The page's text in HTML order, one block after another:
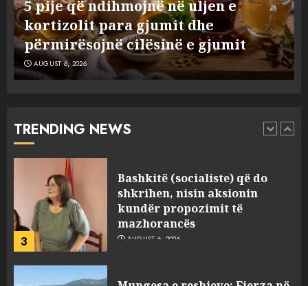
5 pije që ndihmojnë në uljen e
kortizolit para gjumit dhe
përmirësojnë cilësinë e gjumit
AUGUST 6, 2026
TRENDING NEWS
1
besojnë më shqiptarët?
AUGUST 6, 2026
2
5 pije që ndihmojnë në uljen e
AUGUST 6, 2026
3
Bashkitë (socialiste) që do
shkrihen, nisin aksionin
kundër propozimit të
mazhorancës
AUGUST 6, 2026